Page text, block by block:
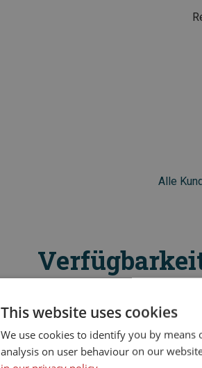
Alle
1.
Datum
This website uses cookies
We use cookies to identify you by
analysis on user behaviour on our